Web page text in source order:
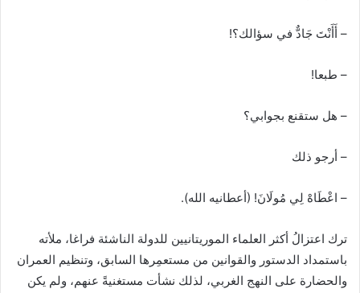
– أَأَنْتَ جَادٌّ في سؤالك؟!
– طبعا!
– هل ستقنع بجوابي؟
– أرجو ذلك
– اعْطَاهْ لِي مُولَانَ! (أعطانيه الله).
ترك اعتزالُ أكثر العلماء الموريتانيين للدولة الناشئة فراغا، ملأته
باستمداد الدستور والقوانين من مستعمِرها السابق، وتنظيم العمران
والحضارة على النهج الغربي، لذلك نشأت مستغنيةً عنهم، ولم يكن